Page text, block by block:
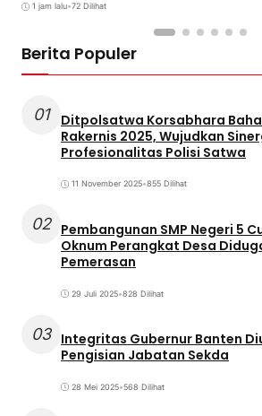
1 jam lalu•72 Dilihat
Berita Populer
01
Ditpolsatwa Korsabhara
Rakernis 2025, Wujudkan
Profesionalitas Polisi Satwa
11 November 2025•855 Dilihat
02 Pembangunan SMP Negeri 5
Oknum Perangkat Desa
Pemerasan
29 Juli 2025•828 Dilihat
03 Integritas Gubernur Banten
Pengisian Jabatan Sekda
28 Mei 2025•568 Dilihat